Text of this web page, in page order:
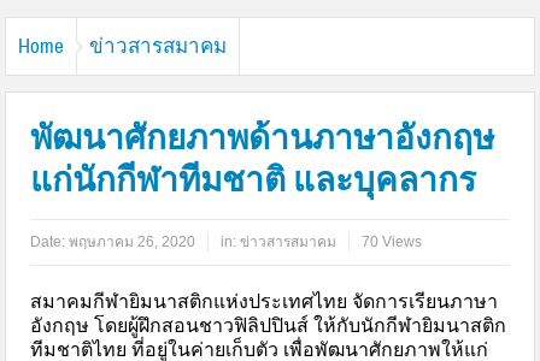
Home ข่าวสารสมาคม
พัฒนาศักยภาพด้านภาษาอังกฤษ
แก่นักกีฬาทีมชาติ และบุคลากร
Date:พฤษภาคม 26, 2020 in:ข่าวสารสมาคม 70 Views
สมาคมกีฬายิมนาสติกแห่งประเทศไทย จัดการเรียนภาษา
อังกฤษ โดยผู้ฝึกสอนชาวฟิลิปปินส์ ให้กับนักกีฬายิมนาสติก
ทีมชาติไทย ที่อยู่ในค่ายเก็บตัว เพื่อพัฒนาศักยภาพให้แก่